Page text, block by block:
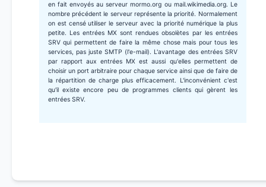
en fait envoyés au serveur mormo.org ou mail.wikimedia.org. Le
nombre précédent le serveur représente la priorité. Normalement
on est censé utiliser le serveur avec la priorité numérique la plus
petite. Les entrées MX sont rendues obsolètes par les entrées
SRV qui permettent de faire la même chose mais pour tous les
services, pas juste SMTP (l'e-mail). L'avantage des entrées SRV
par rapport aux entrées MX est aussi qu'elles permettent de
choisir un port arbitraire pour chaque service ainsi que de faire de
la répartition de charge plus efficacement. L'inconvénient c'est
qu'il existe encore peu de programmes clients qui gèrent les
entrées SRV.